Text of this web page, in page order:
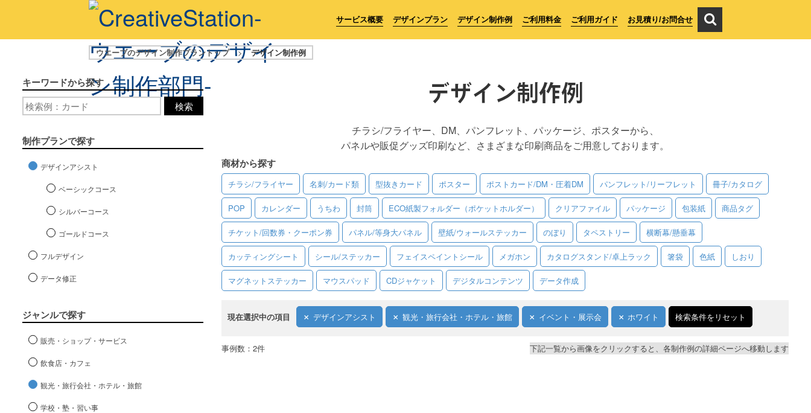
サービス概要 デザインプラン デザイン制作例 ご利用料金 ご利用ガイド お見積り/お問合せ
ウエーブのデザイン制作プラントップ > デザイン制作例
デザイン制作例
チラシ/フライヤー、DM、パンフレット、パッケージ、ポスターから、
パネルや販促グッズ印刷など、さまざまな印刷商品をご用意しております。
商材から探す
チラシ/フライヤー 名刺/カード類 型抜きカード ポスター ポストカード/DM・圧着DM パンフレット/リーフレット 冊子/カタログ
POP カレンダー うちわ 封筒 ECO紙製フォルダー（ポケットホルダー） クリアファイル パッケージ 包装紙 商品タグ
チケット/回数券・クーポン券 パネル/等身大パネル 壁紙/ウォールステッカー のぼり タペストリー 横断幕/懸垂幕
カッティングシート シール/ステッカー フェイスペイントシール メガホン カタログスタンド/卓上ラック 箸袋 色紙 しおり
マグネットステッカー マウスパッド CDジャケット デジタルコンテンツ データ作成
現在選択中の項目 デザインアシスト 観光・旅行会社・ホテル・旅館 イベント・展示会 ホワイト 検索条件をリセット
キーワードから探す
検索
制作プランで探す
デザインアシスト
ベーシックコース
シルバーコース
ゴールドコース
フルデザイン
データ修正
ジャンルで探す
販売・ショップ・サービス
飲食店・カフェ
観光・旅行会社・ホテル・旅館
学校・塾・習い事
事例数：2件 下記一覧から画像をクリックすると、各制作例の詳細ページへ移動します